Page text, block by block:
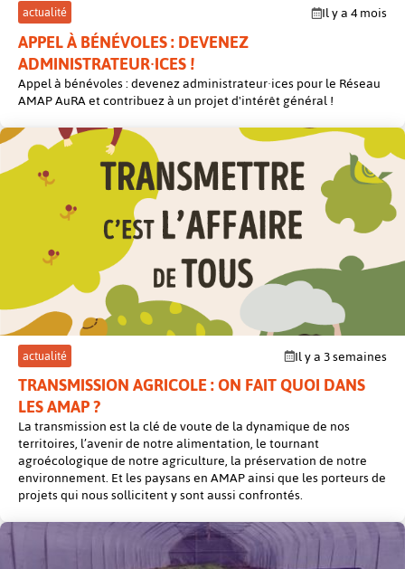
actualité Il y a 4 mois
APPEL À BÉNÉVOLES : DEVENEZ
ADMINISTRATEUR·ICES !
Appel à bénévoles : devenez administrateur·ices pour le Réseau
AMAP AuRA et contribuez à un projet d'intérêt général !
actualité Il y a 3 semaines
TRANSMISSION AGRICOLE : ON FAIT QUOI DANS
LES AMAP ?
La transmission est la clé de voute de la dynamique de nos
territoires, l’avenir de notre alimentation, le tournant
agroécologique de notre agriculture, la préservation de notre
environnement. Et les paysans en AMAP ainsi que les porteurs de
projets qui nous sollicitent y sont aussi confrontés.